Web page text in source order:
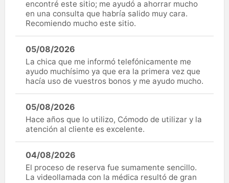
encontré este sitio; me ayudó a ahorrar mucho
en una consulta que habría salido muy cara.
Recomiendo mucho este sitio.
05/08/2026
La chica que me informó telefónicamente me
ayudo muchísimo ya que era la primera vez que
hacía uso de vuestros bonos y me ayudo mucho.
05/08/2026
Hace años que lo utilizo, Cómodo de utilizar y la
atención al cliente es excelente.
04/08/2026
El proceso de reserva fue sumamente sencillo.
La videollamada con la médica resultó de gran